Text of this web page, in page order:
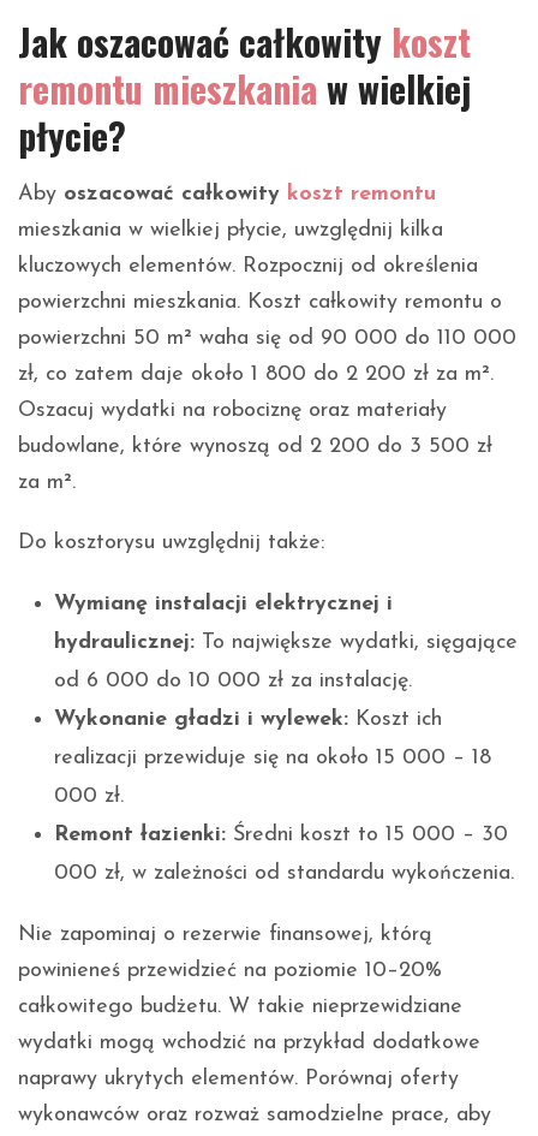
Jak oszacować całkowity koszt
remontu mieszkania w wielkiej
płycie?
Aby oszacować całkowity koszt remontu
mieszkania w wielkiej płycie, uwzględnij kilka
kluczowych elementów. Rozpocznij od określenia
powierzchni mieszkania. Koszt całkowity remontu o
powierzchni 50 m² waha się od 90 000 do 110 000
zł, co zatem daje około 1 800 do 2 200 zł za m².
Oszacuj wydatki na robociznę oraz materiały
budowlane, które wynoszą od 2 200 do 3 500 zł
za m².
Do kosztorysu uwzględnij także:
Wymianę instalacji elektrycznej i
hydraulicznej: To największe wydatki, sięgające
od 6 000 do 10 000 zł za instalację.
Wykonanie gładzi i wylewek: Koszt ich
realizacji przewiduje się na około 15 000 – 18
000 zł.
Remont łazienki: Średni koszt to 15 000 – 30
000 zł, w zależności od standardu wykończenia.
Nie zapominaj o rezerwie finansowej, którą
powinieneś przewidzieć na poziomie 10–20%
całkowitego budżetu. W takie nieprzewidziane
wydatki mogą wchodzić na przykład dodatkowe
naprawy ukrytych elementów. Porównaj oferty
wykonawców oraz rozważ samodzielne prace, aby